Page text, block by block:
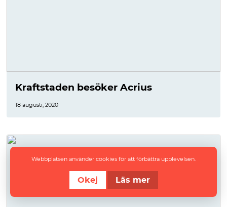
Kraftstaden besöker Acrius
18 augusti, 2020
Webbplatsen använder cookies för att förbättra upplevelsen.
Okej Läs mer